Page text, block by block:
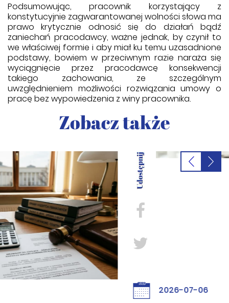
Podsumowując, pracownik korzystający z
konstytucyjnie zagwarantowanej wolności słowa ma
prawo krytycznie odnosić się do działań bądź
zaniechań pracodawcy, ważne jednak, by czynił to
we właściwej formie i aby miał ku temu uzasadnione
podstawy, bowiem w przeciwnym razie naraża się
wyciągnięcie przez pracodawcę konsekwencji
takiego zachowania, ze szczególnym
uwzględnieniem możliwości rozwiązania umowy o
pracę bez wypowiedzenia z winy pracownika.
Zobacz także